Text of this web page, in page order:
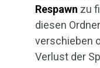
Respawn zu
diesen
verschieben
Verlust der